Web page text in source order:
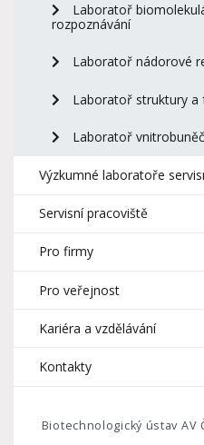
Laboratoř
rozpoznávání
Laboratoř nádorové
Laboratoř struktury a
Laboratoř
Výzkumné laboratoře
Servisní pracoviště
Pro firmy
Pro veřejnost
Kariéra a vzdělávání
Kontakty
Biotechnologický ústav AV